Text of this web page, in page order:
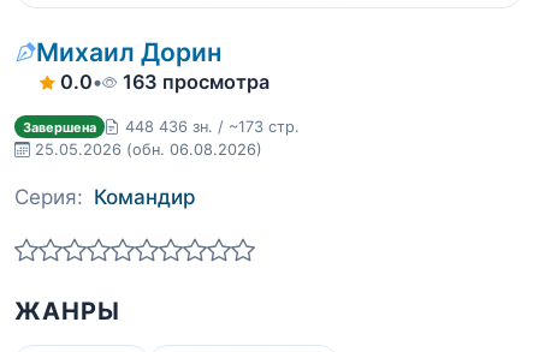
Михаил Дорин
0.0• 163 просмотра
Завершена
448 436 зн. / ~173 стр.
25.05.2026 (обн. 06.08.2026)
Серия: Командир
ЖАНРЫ